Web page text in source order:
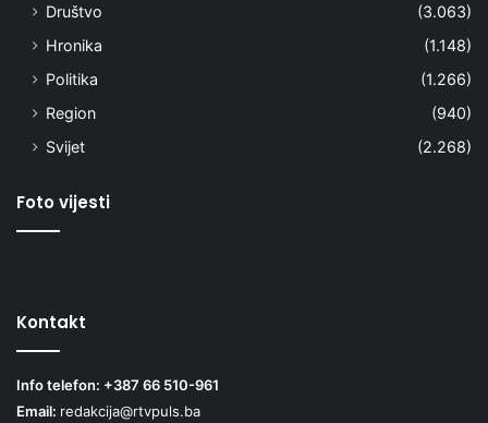
Društvo
(3.063)
Hronika
(1.148)
Politika
(1.266)
Region
(940)
Svijet
(2.268)
Foto vijesti
Kontakt
Info telefon: +387 66 510-961
Email: redakcija@rtvpuls.ba